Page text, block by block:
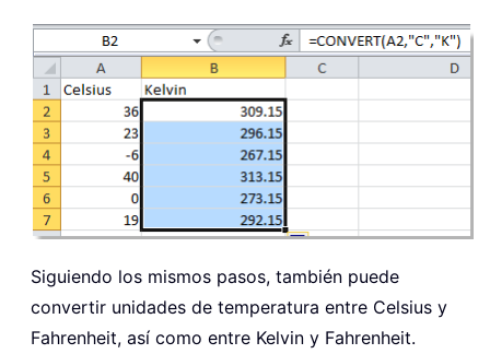
Siguiendo los mismos pasos, también puede
convertir unidades de temperatura entre Celsius y
Fahrenheit, así como entre Kelvin y Fahrenheit.